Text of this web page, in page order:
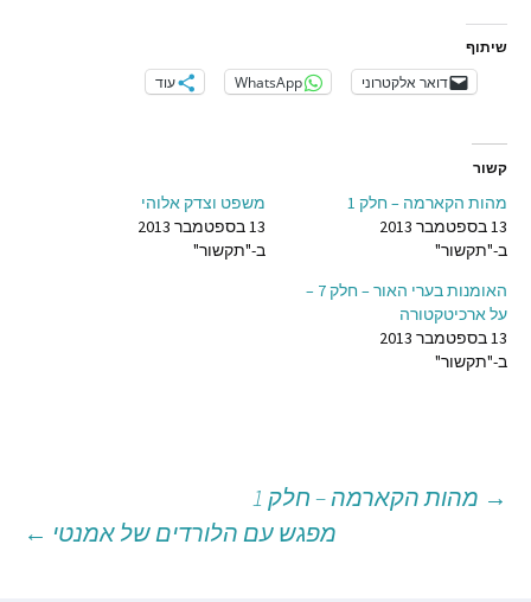
שיתוף
דואר אלקטרוני WhatsApp עוד
קשור
מהות הקארמה – חלק 1
13 בספטמבר 2013
ב-"תקשור"
משפט וצדק אלוהי
13 בספטמבר 2013
ב-"תקשור"
האומנות בערי האור – חלק 7 –
על ארכיטקטורה
13 בספטמבר 2013
ב-"תקשור"
ניווט
→ מהות הקארמה – חלק 1
מפגש עם הלורדים של אמנטי ←